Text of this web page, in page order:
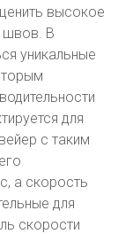
высокое
швов. В
уникальные
для
с таким
а скорость
для
скорости